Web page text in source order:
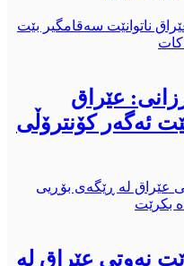
عێراق
ئەگەر کۆنترۆڵی
نەوتی عێراق لە